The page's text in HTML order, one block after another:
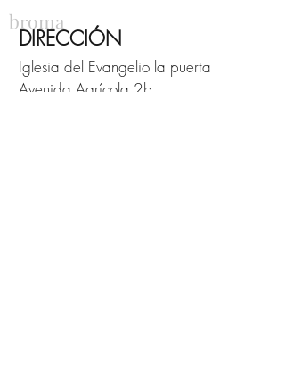
broma
DIRECCIÓN
Iglesia del Evangelio la puerta
Avenida Agrícola 2b